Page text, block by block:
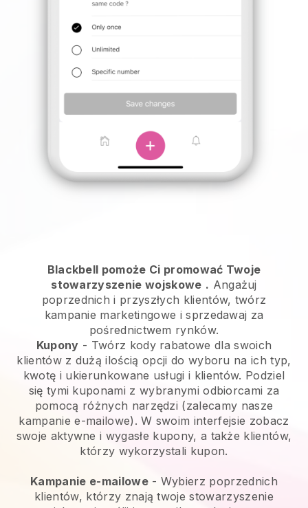
Blackbell pomoże Ci promować Twoje
stowarzyszenie wojskowe . Angażuj
poprzednich i przyszłych klientów, twórz
kampanie marketingowe i sprzedawaj za
pośrednictwem rynków.
Kupony - Twórz kody rabatowe dla swoich
klientów z dużą ilością opcji do wyboru na ich typ,
kwotę i ukierunkowane usługi i klientów. Podziel
się tymi kuponami z wybranymi odbiorcami za
pomocą różnych narzędzi (zalecamy nasze
kampanie e-mailowe). W swoim interfejsie zobacz
swoje aktywne i wygasłe kupony, a także klientów,
którzy wykorzystali kupon.
Kampanie e-mailowe- Wybierz poprzednich
klientów, którzy znają twoje stowarzyszenie